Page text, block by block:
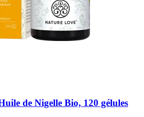
de Nigelle Bio, 120 gélules